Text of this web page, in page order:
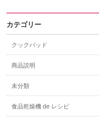
カテゴリー
クックパッド
商品説明
未分類
食品乾燥機 de レシピ